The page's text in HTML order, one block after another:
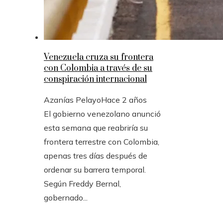
Venezuela cruza su frontera
con Colombia a través de su
conspiración internacional
Azanías PelayoHace 2 años
El gobierno venezolano anunció
esta semana que reabriría su
frontera terrestre con Colombia,
apenas tres días después de
ordenar su barrera temporal.
Según Freddy Bernal,
gobernado...